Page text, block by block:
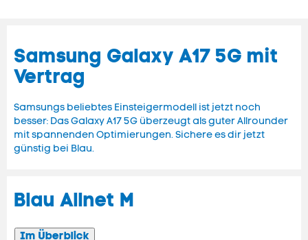
Samsung Galaxy A17 5G mit
Vertrag
Samsungs beliebtes Einsteigermodell ist jetzt noch
besser: Das Galaxy A17 5G überzeugt als guter Allrounder
mit spannenden Optimierungen. Sichere es dir jetzt
günstig bei Blau.
Blau Allnet M
Im Überblick